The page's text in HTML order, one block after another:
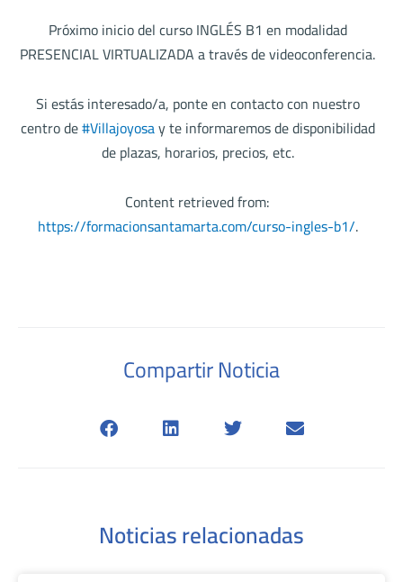
Próximo inicio del curso INGLÉS B1 en modalidad
PRESENCIAL VIRTUALIZADA a través de videoconferencia.
Si estás interesado/a, ponte en contacto con nuestro
centro de#Villajoyosay te informaremos de disponibilidad
de plazas, horarios, precios, etc.
Content retrieved from:
https://formacionsantamarta.com/curso-ingles-b1/.
Compartir Noticia
Noticias relacionadas